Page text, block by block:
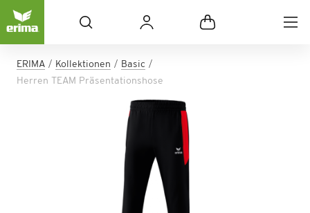
ERIMA Kollektionen
Basic
Herren TEAM Präsentationshose